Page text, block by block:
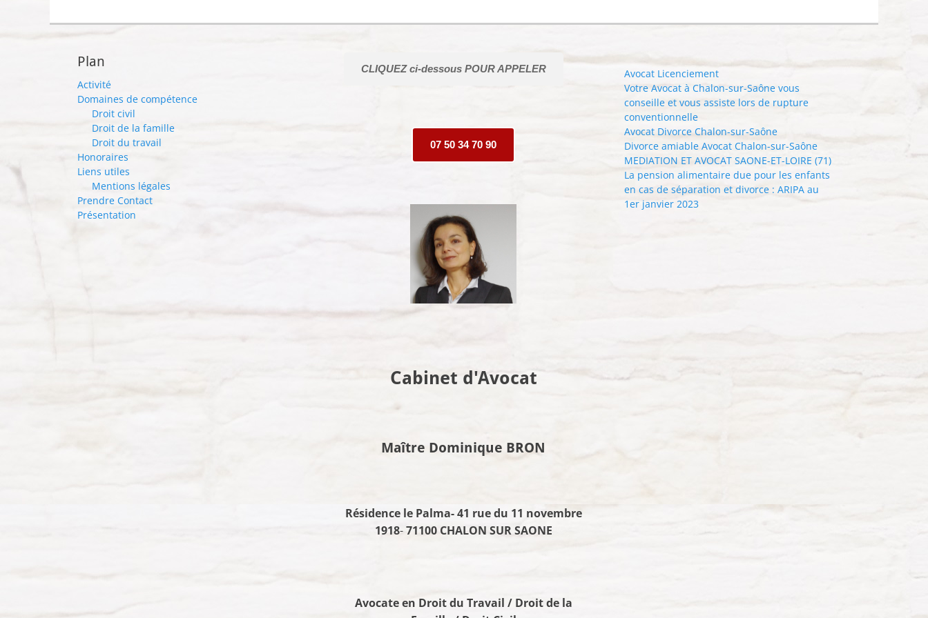
Plan
Activité
Domaines de compétence
Droit civil
Droit de la famille
Droit du travail
Honoraires
Liens utiles
Mentions légales
Prendre Contact
Présentation
CLIQUEZ ci-dessous POUR APPELER
07 50 34 70 90
Cabinet d'Avocat
Maître Dominique BRON
Résidence le Palma- 41 rue du 11 novembre
1918-71100 CHALON SUR SAONE
Avocate en Droit du Travail / Droit de la
Avocat Licenciement
Votre Avocat à Chalon-sur-Saône vous
conseille et vous assiste lors de rupture
conventionnelle
Avocat Divorce Chalon-sur-Saône
Divorce amiable Avocat Chalon-sur-Saône
MEDIATION ET AVOCAT SAONE-ET-LOIRE (71)
La pension alimentaire due pour les enfants
en cas de séparation et divorce : ARIPA au
1er janvier 2023